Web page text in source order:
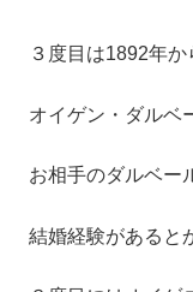
３度目は1892年
オイゲン・ダルベ
お相手のダルベー
結婚経験があると